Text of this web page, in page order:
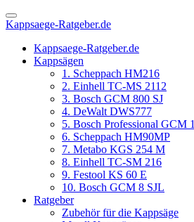
Kappsaege-Ratgeber.de
Kappsaege-Ratgeber.de
Kappsägen
1. Scheppach HM216
2. Einhell TC-MS 2112
3. Bosch GCM 800 SJ
4. DeWalt DWS777
5. Bosch Professional GCM
6. Scheppach HM90MP
7. Metabo KGS 254 M
8. Einhell TC-SM 216
9. Festool KS 60 E
10. Bosch GCM 8 SJL
Ratgeber
Zubehör für die Kappsäge